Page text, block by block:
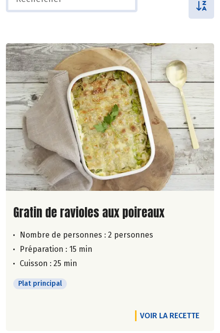
Lire la suite de la recette
Gratin de ravioles aux poireaux
Nombre de personnes : 2 personnes
Préparation : 15 min
Cuisson : 25 min
Plat principal
VOIR LA RECETTE